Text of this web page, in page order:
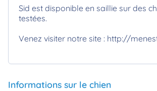
Sid est disponible en saillie sur des
testées.
Venez visiter notre site : http://
Informations sur le chien